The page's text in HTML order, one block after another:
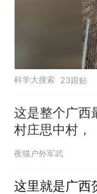
科学大搜索 23跟贴
这是整个广西
村庄思中村，
夜猫户外军武
这里就是广西